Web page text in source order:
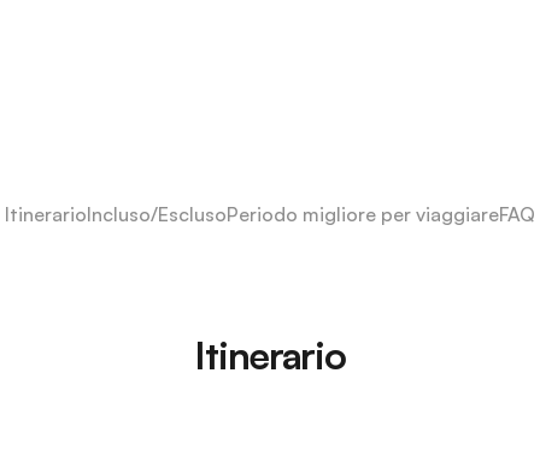
ItinerarioIncluso/EsclusoPeriodo migliore per viaggiareFAQ
Itinerario